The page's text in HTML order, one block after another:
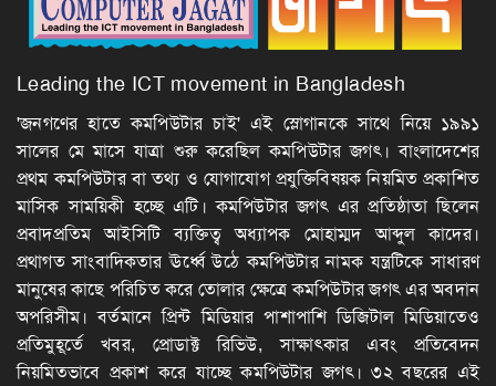
Leading the ICT movement in Bangladesh
'জনগণের হাতে কমপিউটার চাই' এই স্লোগানকে সাথে নিয়ে ১৯৯১
সালের মে মাসে যাত্রা শুরু করেছিল কমপিউটার জগৎ। বাংলাদেশের
প্রথম কমপিউটার বা তথ্য ও যোগাযোগ প্রযুক্তিবিষয়ক নিয়মিত প্রকাশিত
মাসিক সাময়িকী হচ্ছে এটি। কমপিউটার জগৎ এর প্রতিষ্ঠাতা ছিলেন
প্রবাদপ্রতিম আইসিটি ব্যক্তিত্ব অধ্যাপক মোহাম্মদ আব্দুল কাদের।
প্রথাগত সাংবাদিকতার ঊর্ধ্বে উঠে কমপিউটার নামক যন্ত্রটিকে সাধারণ
মানুষের কাছে পরিচিত করে তোলার ক্ষেত্রে কমপিউটার জগৎ এর অবদান
অপরিসীম। বর্তমানে প্রিন্ট মিডিয়ার পাশাপাশি ডিজিটাল মিডিয়াতেও
প্রতিমুহূর্তে খবর, প্রোডাক্ট রিভিউ, সাক্ষাৎকার এবং প্রতিবেদন
নিয়মিতভাবে প্রকাশ করে যাচ্ছে কমপিউটার জগৎ। ৩২ বছরের এই